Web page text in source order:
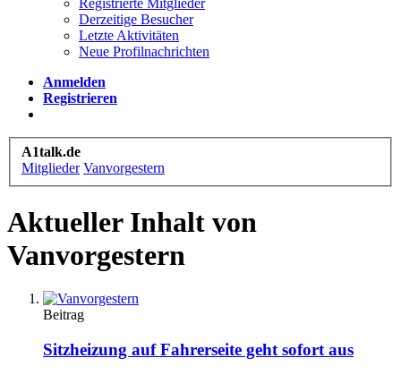
Registrierte Mitglieder
Derzeitige Besucher
Letzte Aktivitäten
Neue Profilnachrichten
Anmelden
Registrieren
A1talk.de
Mitglieder Vanvorgestern
Aktueller Inhalt von
Vanvorgestern
Beitrag
Sitzheizung auf Fahrerseite geht sofort aus